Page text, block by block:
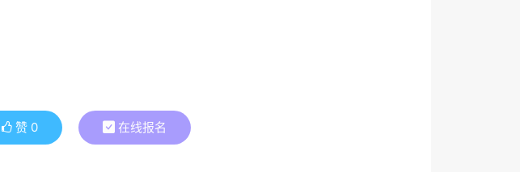
赞 0 在线报名